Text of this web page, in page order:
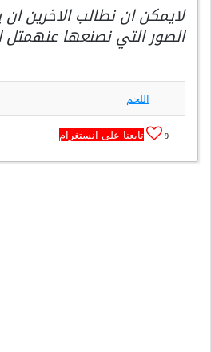
لايمكن ان نطالب الاخرين ان
الصور التي نصنعها عنهمتل
اللحم
9 تابعنا على انستغرام